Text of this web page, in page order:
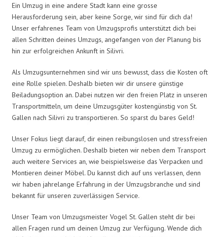
Ein Umzug in eine andere Stadt kann eine grosse
Herausforderung sein, aber keine Sorge, wir sind für dich da!
Unser erfahrenes Team von Umzugsprofis unterstützt dich bei
allen Schritten deines Umzugs, angefangen von der Planung bis
hin zur erfolgreichen Ankunft in Silivri.
Als Umzugsunternehmen sind wir uns bewusst, dass die Kosten oft
eine Rolle spielen. Deshalb bieten wir dir unsere günstige
Beiladungsoption an. Dabei nutzen wir den freien Platz in unseren
Transportmitteln, um deine Umzugsgüter kostengünstig von St.
Gallen nach Silivri zu transportieren. So sparst du bares Geld!
Unser Fokus liegt darauf, dir einen reibungslosen und stressfreien
Umzug zu ermöglichen. Deshalb bieten wir neben dem Transport
auch weitere Services an, wie beispielsweise das Verpacken und
Montieren deiner Möbel. Du kannst dich auf uns verlassen, denn
wir haben jahrelange Erfahrung in der Umzugsbranche und sind
bekannt für unseren zuverlässigen Service.
Unser Team von Umzugsmeister Vogel St. Gallen steht dir bei
allen Fragen rund um deinen Umzug zur Verfügung. Wende dich